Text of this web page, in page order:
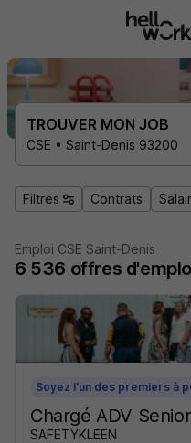
TROUVER MON JOB
CSE • Saint-Denis 93200
Filtres Contrats
Emploi CSE Saint-Denis
6 536 offres
Soyez l'un des premiers à
Chargé ADV
SAFETYKLEEN